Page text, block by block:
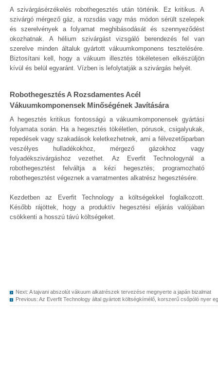
A szivárgásérzékelés robothegesztés után történik. Ez kritikus. A
szivárgó mérgező gáz, a rozsdás vagy más módon sérült szelepek
és szerelvények a folyamat meghibásodását és szennyeződést
okozhatnak. A hélium szivárgást vizsgáló berendezés fel van
szerelve minden általuk gyártott vákuumkomponens tesztelésére.
Biztosítani kell, hogy a vákuum illesztés tökéletesen elkészüljön
kívül és belül egyaránt. Vízben is lefolytatják a szivárgás helyét.
Robothegesztés A Rozsdamentes Acél
Vákuumkomponensek Minőségének Javítására
A hegesztés kritikus fontosságú a vákuumkomponensek gyártási
folyamata során. Ha a hegesztés tökéletlen, pórusok, csigalyukak,
repedések vagy szakadások keletkezhetnek, ami a félvezetőiparban
veszélyes hulladékokhoz, mérgező gázokhoz vagy
folyadékszivárgáshoz vezethet. Az Everfit Technologynál a
robothegesztést felváltja a kézi hegesztés; programozható
robothegesztést végeznek a varratmentes alkatrész hegesztésére.
Kezdetben az Everfit Technology a költségekkel foglalkozott.
Később rájöttek, hogy a produktív hegesztési eljárás valójában
csökkenti a hosszú távú költségeket.
Next: A tajvani abszolút vákuum alkatrészek tervezése megnyerte a japán bizalmat
Previous: Az Everfit Technology által gyártott költségkímélő, korszerű csőpóló nyer